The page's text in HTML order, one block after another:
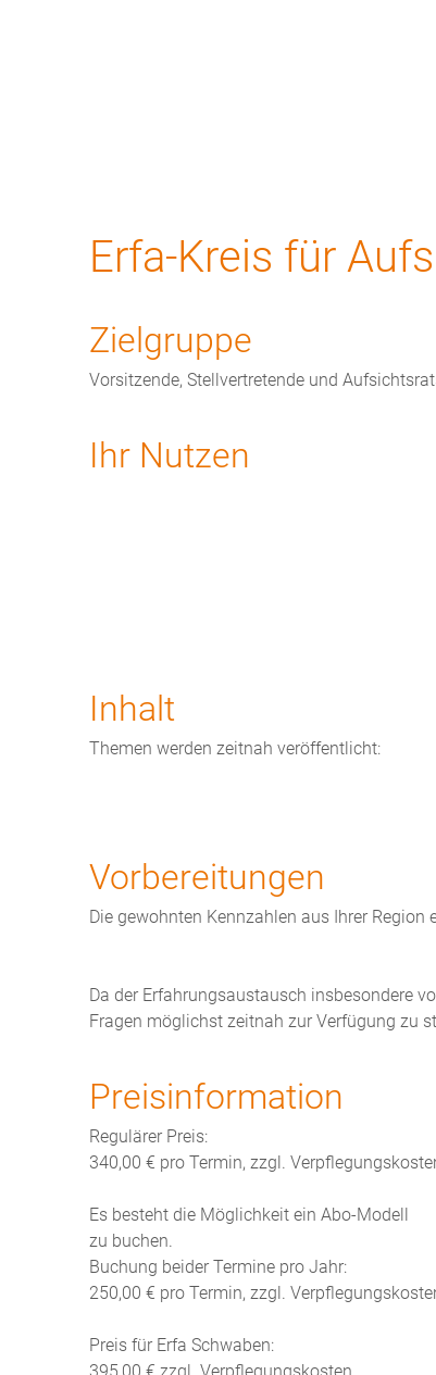
Erfa-Kreis für
Zielgruppe
Vorsitzende, Stellvertretende und
Ihr Nutzen
Inhalt
Themen werden zeitnah veröffentlicht:
Vorbereitungen
Die gewohnten Kennzahlen aus Ihrer Region
Da der Erfahrungsaustausch insbesondere
Fragen möglichst zeitnah zur Verfügung zu
Preisinformation
Regulärer Preis:
340,00 € pro Termin, zzgl.
Es besteht die Möglichkeit ein Abo-Modell
zu buchen.
Buchung beider Termine pro Jahr:
250,00 € pro Termin, zzgl.
Preis für Erfa Schwaben: